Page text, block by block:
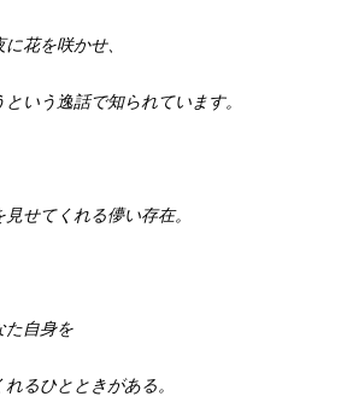
花を咲かせ、
いう逸話で知られています。
せてくれる儚い存在。
た自身を
るひとときがある。